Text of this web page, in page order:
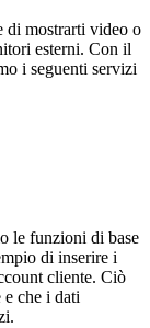
di mostrarti video o
esterni. Con il
i seguenti servizi
le funzioni di base
di inserire i
cliente. Ciò
e che i dati